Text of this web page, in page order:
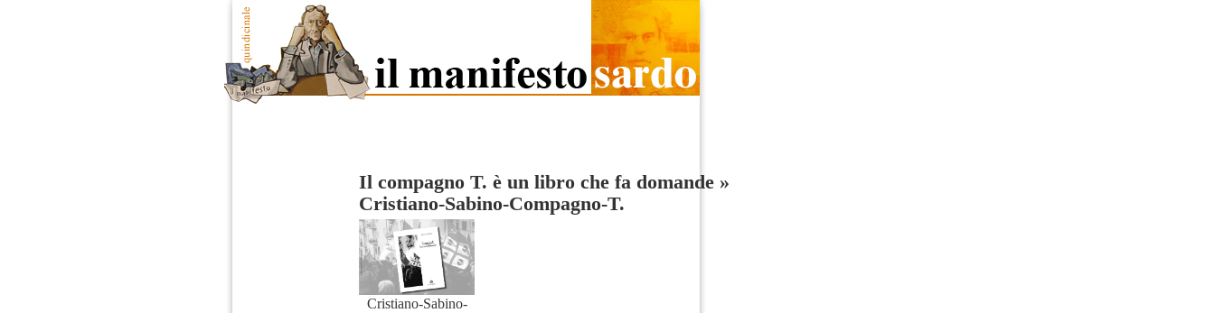
Il compagno T. è un libro che fa domande »
Cristiano-Sabino-Compagno-T.
Cristiano-Sabino-